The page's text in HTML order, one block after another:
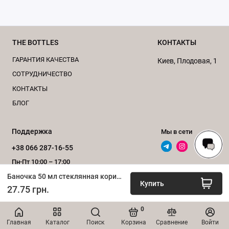
Главная Каталог Поиск Корзина
0
Сравнение
Войти
Баночка 50 мл стеклянная коричневая
27.75 грн.
Купить
изготовления свечей.
С полным перечнем косметических баночек вы
За консультацией обращайтесь по
телефону0662871655
или пишите нам в
мессенджеры
Подписывайтесь на наши официальные страницы
THE BOTTLES
ГАРАНТИЯ КАЧЕСТВА
CОТРУДНИЧЕСТВО
КОНТАКТЫ
БЛОГ
КОНТАКТЫ
Киев, Плодовая, 1
Поддержка
+38 066 287-16-55
Пн-Пт 10:00 – 17:00
Обратный звонок
Мы в сети
ИНТЕРНЕТ-МАГАЗИН «bottles.com.ua», 2020–2026